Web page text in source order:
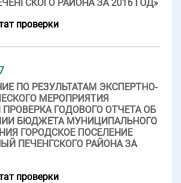
РАЙОНА ЗА 2016 ГОД»
проверки
ПО РЕЗУЛЬТАТАМ ЭКСПЕРТНО-
МЕРОПРИЯТИЯ
ГОДОВОГО ОТЧЕТА ОБ
БЮДЖЕТА МУНИЦИПАЛЬНОГО
ГОРОДСКОЕ ПОСЕЛЕНИЕ
ПЕЧЕНГСКОГО РАЙОНА ЗА
проверки